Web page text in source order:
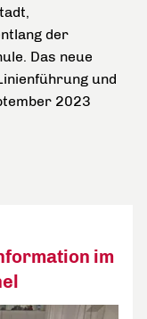
der
Das neue
und
2023
im